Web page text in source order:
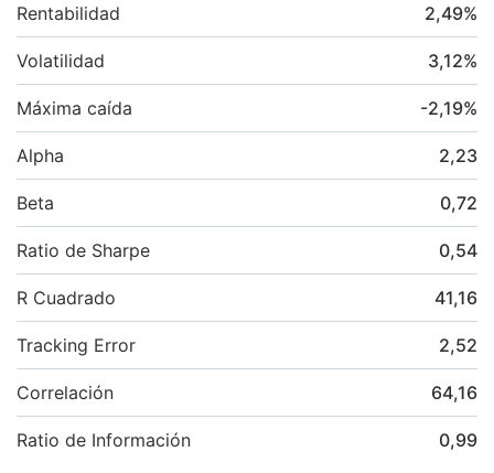
Rentabilidad 2,49%
Volatilidad 3,12%
Máxima caída -2,19%
Alpha 2,23
Beta 0,72
Ratio de Sharpe 0,54
R Cuadrado 41,16
Tracking Error 2,52
Correlación 64,16
Ratio de Información 0,99